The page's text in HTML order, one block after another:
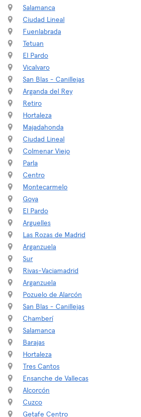
Salamanca
Ciudad Lineal
Fuenlabrada
Tetuan
El Pardo
Vicalvaro
San Blas - Canillejas
Arganda del Rey
Retiro
Hortaleza
Majadahonda
Ciudad Lineal
Colmenar Viejo
Parla
Centro
Montecarmelo
Goya
El Pardo
Arguelles
Las Rozas de Madrid
Arganzuela
Sur
Rivas-Vaciamadrid
Arganzuela
Pozuelo de Alarcón
San Blas - Canillejas
Chamberí
Salamanca
Barajas
Hortaleza
Tres Cantos
Ensanche de Vallecas
Alcorcón
Cuzco
Getafe Centro